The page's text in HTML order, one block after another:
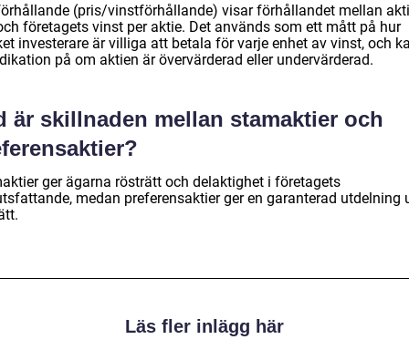
(pris/vinstförhållande) visar förhållandet mellan
företagets vinst per aktie. Det används som ett mått på hur
investerare är villiga att betala för varje enhet av vinst, och
på om aktien är övervärderad eller undervärderad.
är skillnaden mellan stamaktier och
ger ägarna rösträtt och delaktighet i företagets
medan preferensaktier ger en garanterad utdelning
Läs fler inlägg här